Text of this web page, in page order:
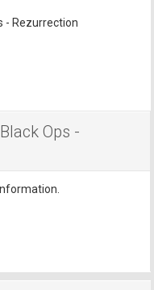
- Rezurrection
Ops -